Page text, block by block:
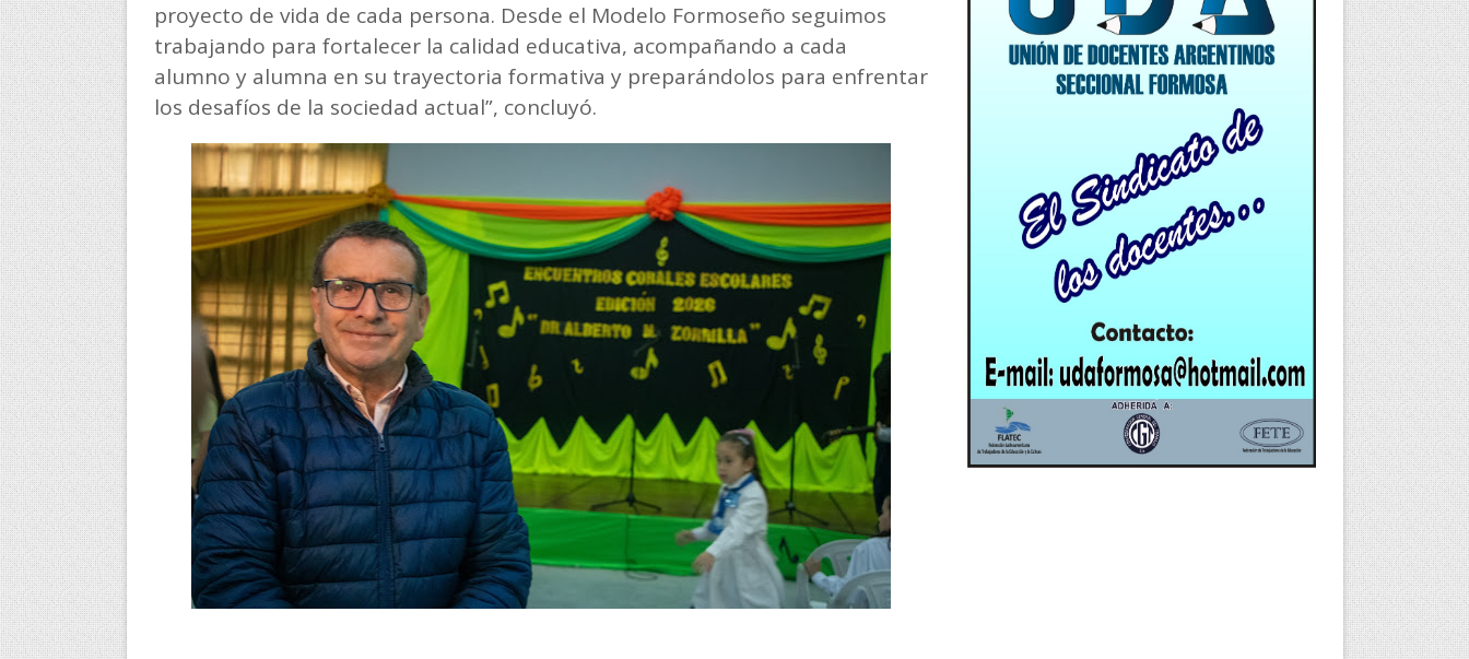
proyecto de vida de cada persona. Desde el Modelo Formoseño seguimos
trabajando para fortalecer la calidad educativa, acompañando a cada
alumno y alumna en su trayectoria formativa y preparándolos para enfrentar
los desafíos de la sociedad actual”, concluyó.